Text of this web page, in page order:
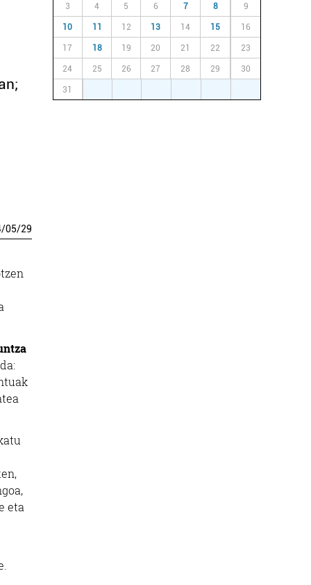
/05/29
eta
3 4 5 6 7 8 9
10 11 12 13 14 15 16
17 18 19 20 21 22 23
24 25 26 27 28 29 30
31